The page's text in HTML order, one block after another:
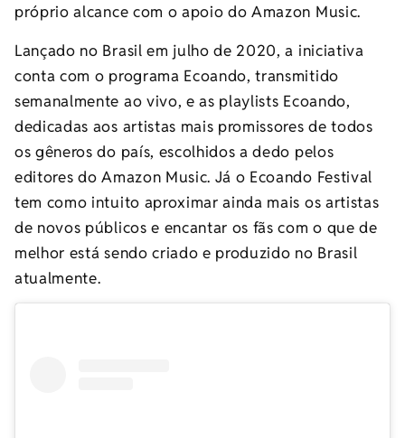
próprio alcance com o apoio do Amazon Music.
Lançado no Brasil em julho de 2020, a iniciativa
conta com o programa Ecoando, transmitido
semanalmente ao vivo, e as playlists Ecoando,
dedicadas aos artistas mais promissores de todos
os gêneros do país, escolhidos a dedo pelos
editores do Amazon Music. Já o Ecoando Festival
tem como intuito aproximar ainda mais os artistas
de novos públicos e encantar os fãs com o que de
melhor está sendo criado e produzido no Brasil
atualmente.